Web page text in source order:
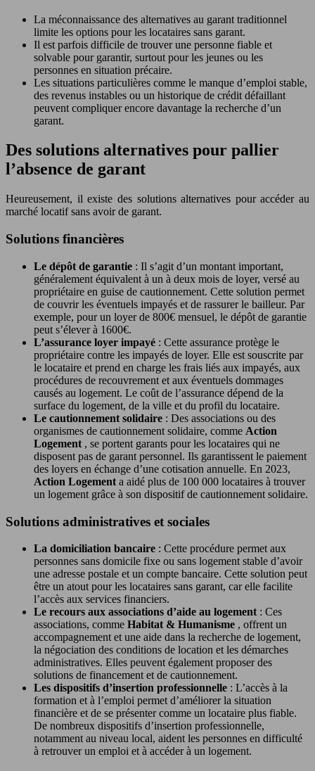
La méconnaissance des alternatives au garant traditionnel
limite les options pour les locataires sans garant.
Il est parfois difficile de trouver une personne fiable et
solvable pour garantir, surtout pour les jeunes ou les
personnes en situation précaire.
Les situations particulières comme le manque d’emploi stable,
des revenus instables ou un historique de crédit défaillant
peuvent compliquer encore davantage la recherche d’un
garant.
Des solutions alternatives pour pallier
l’absence de garant
Heureusement, il existe des solutions alternatives pour accéder au
marché locatif sans avoir de garant.
Solutions financières
Le dépôt de garantie : Il s’agit d’un montant important,
généralement équivalent à un à deux mois de loyer, versé au
propriétaire en guise de cautionnement. Cette solution permet
de couvrir les éventuels impayés et de rassurer le bailleur. Par
exemple, pour un loyer de 800€ mensuel, le dépôt de garantie
peut s’élever à 1600€.
L’assurance loyer impayé : Cette assurance protège le
propriétaire contre les impayés de loyer. Elle est souscrite par
le locataire et prend en charge les frais liés aux impayés, aux
procédures de recouvrement et aux éventuels dommages
causés au logement. Le coût de l’assurance dépend de la
surface du logement, de la ville et du profil du locataire.
Le cautionnement solidaire : Des associations ou des
organismes de cautionnement solidaire, comme Action
Logement , se portent garants pour les locataires qui ne
disposent pas de garant personnel. Ils garantissent le paiement
des loyers en échange d’une cotisation annuelle. En 2023,
Action Logement a aidé plus de 100 000 locataires à trouver
un logement grâce à son dispositif de cautionnement solidaire.
Solutions administratives et sociales
La domiciliation bancaire : Cette procédure permet aux
personnes sans domicile fixe ou sans logement stable d’avoir
une adresse postale et un compte bancaire. Cette solution peut
être un atout pour les locataires sans garant, car elle facilite
l’accès aux services financiers.
Le recours aux associations d’aide au logement : Ces
associations, comme Habitat & Humanisme , offrent un
accompagnement et une aide dans la recherche de logement,
la négociation des conditions de location et les démarches
administratives. Elles peuvent également proposer des
solutions de financement et de cautionnement.
Les dispositifs d’insertion professionnelle : L’accès à la
formation et à l’emploi permet d’améliorer la situation
financière et de se présenter comme un locataire plus fiable.
De nombreux dispositifs d’insertion professionnelle,
notamment au niveau local, aident les personnes en difficulté
à retrouver un emploi et à accéder à un logement.